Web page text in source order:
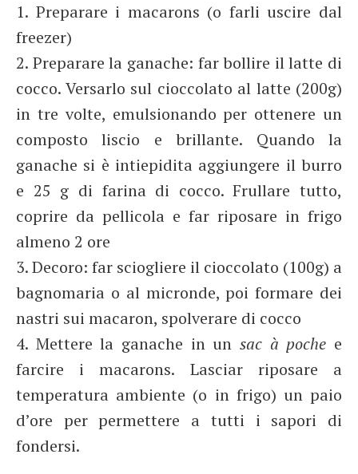
1. Preparare i macarons (o farli uscire dal
freezer)
2. Preparare la ganache: far bollire il latte di
cocco. Versarlo sul cioccolato al latte (200g)
in tre volte, emulsionando per ottenere un
composto liscio e brillante. Quando la
ganache si è intiepidita aggiungere il burro
e 25 g di farina di cocco. Frullare tutto,
coprire da pellicola e far riposare in frigo
almeno 2 ore
3. Decoro: far sciogliere il cioccolato (100g) a
bagnomaria o al micronde, poi formare dei
nastri sui macaron, spolverare di cocco
4. Mettere la ganache in un sac à poche e
farcire i macarons. Lasciar riposare a
temperatura ambiente (o in frigo) un paio
d’ore per permettere a tutti i sapori di
fondersi.